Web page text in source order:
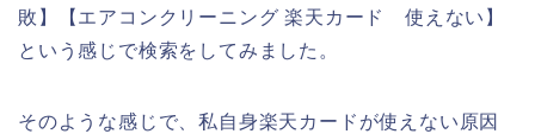
敗】【エアコンクリーニング 楽天カード 使えない】
という感じで検索をしてみました。
そのような感じで、私自身楽天カードが使えない原因